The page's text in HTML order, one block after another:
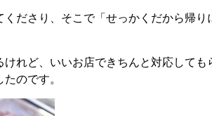
ださり、そこで「せっかくだから帰
れど、いいお店できちんと対応して
のです。